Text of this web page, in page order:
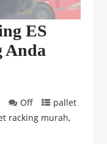
ES
Anda
Off
pallet
racking murah,